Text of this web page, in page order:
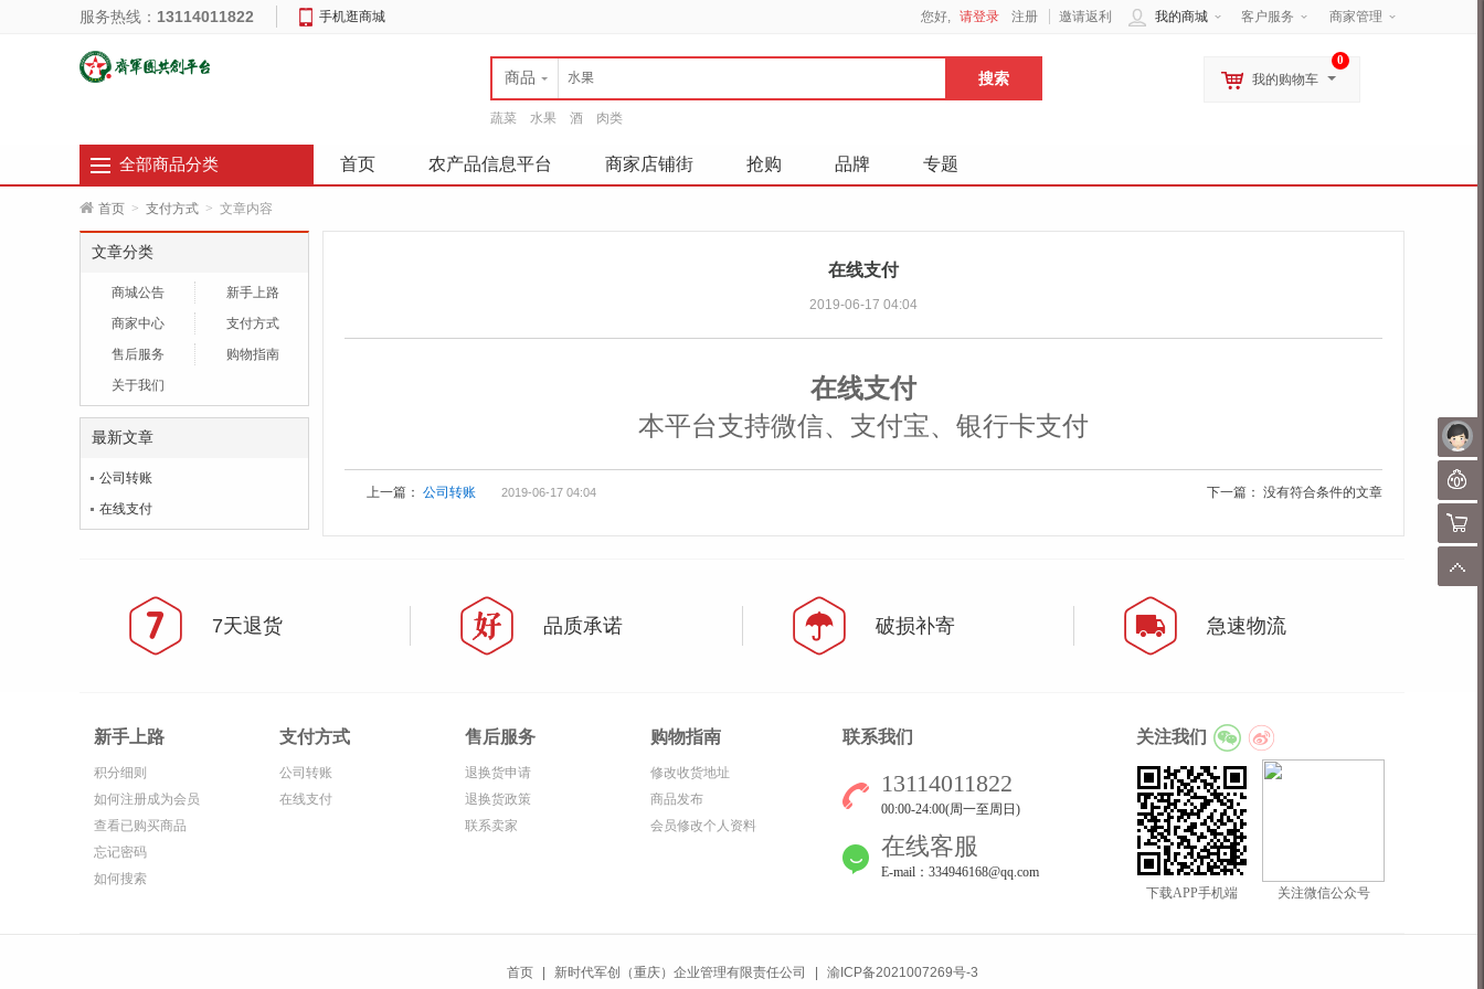
未
聊
购物
顶
服务热线： 13114011822 手机逛商城 客户服务 商家管理
我的商城
您好, 请登录 注册 邀请返利
商品
蔬菜 水果 酒 肉类
0
我的购物车
全部商品分类 首页 农产品信息平台 商家店铺街 抢购 品牌 专题
首页 > 支付方式 > 文章内容
文章分类
商城公告
新手上路
商家中心
支付方式
售后服务
购物指南
关于我们
最新文章
公司转账
在线支付
在线支付
2019-06-17 04:04
在线支付
本平台支持微信、支付宝、银行卡支付
上一篇： 公司转账 2019-06-17 04:04 下一篇： 没有符合条件的文章
7天退货 品质承诺 破损补寄 急速物流
新手上路
积分细则
如何注册成为会员
查看已购买商品
忘记密码
如何搜索
支付方式
公司转账
在线支付
售后服务
退换货申请
退换货政策
联系卖家
购物指南
修改收货地址
商品发布
会员修改个人资料
联系我们
13114011822
00:00-24:00(周一至周日)
在线客服
E-mail：334946168@qq.com
关注我们
下载APP手机端 关注微信公众号
首页| 新时代军创（重庆）企业管理有限责任公司 渝ICP备2021007269号-3